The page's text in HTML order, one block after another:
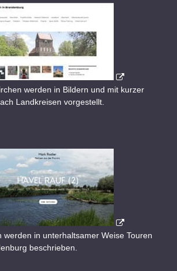
werden in Bildern und mit kurzer
Landkreisen vorgestellt.
werden in unterhaltsamer Weise Touren
beschrieben.